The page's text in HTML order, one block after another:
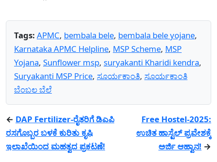
Tags: APMC, bembala bele, bembala bele yojane,
Karnataka APMC Helpline, MSP Scheme, MSP
Yojana, Sunflower msp, suryakanti Kharidi kendra,
Suryakanti MSP Price, ಸೂರ್ಯಕಾಂತಿ, ಸೂರ್ಯಕಾಂತಿ
ಬೆಂಬಲ ಬೆಲೆ
← DAP Fertilizer-ರೈತರಿಗೆ ಡಿಎಪಿ
ರಸಗೊಬ್ಬರ ಬಳಕೆ ಕುರಿತು ಕೃಷಿ
ಇಲಾಖೆಯಿಂದ ಮಹತ್ವದ ಪ್ರಕಟಣೆ!
Free Hostel-2025:
ಉಚಿತ ಹಾಸ್ಟೆಲ್ ಪ್ರವೇಶಕ್ಕೆ
ಅರ್ಜಿ ಆಹ್ವಾನ! →